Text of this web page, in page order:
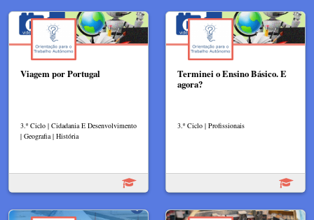
Viagem por Portugal
3.º Ciclo | Cidadania E Desenvolvimento
| Geografia | História
Terminei o Ensino Básico. E
agora?
3.º Ciclo | Profissionais